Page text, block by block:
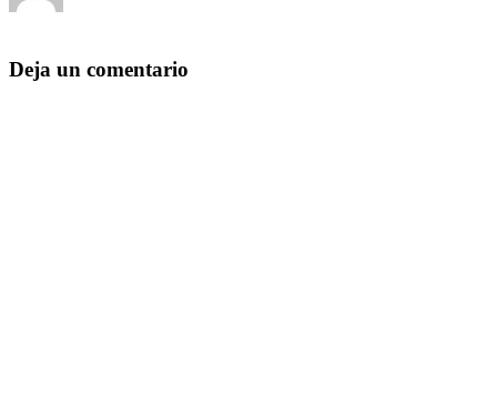
Deja un comentario